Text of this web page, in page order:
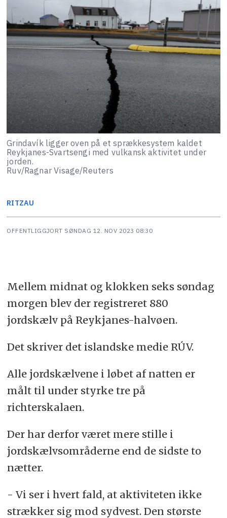
Grindavík ligger oven på et sprækkesystem kaldet
Reykjanes-Svartsengi med vulkansk aktivitet under
jorden.
Ruv/Ragnar Visage/Reuters
RITZAU
OFFENTLIGGJORT SØNDAG 12. NOV 2023 08:30
Mellem midnat og klokken seks søndag
morgen blev der registreret 880
jordskælv på Reykjanes-halvøen.
Det skriver det islandske medie RÚV.
Alle jordskælvene i løbet af natten er
målt til under styrke tre på
richterskalaen.
Der har derfor været mere stille i
jordskælvsområderne end de sidste to
nætter.
- Vi ser i hvert fald, at aktiviteten ikke
strækker sig mod sydvest. Den største